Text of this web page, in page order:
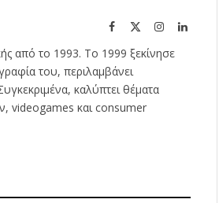
Facebook Instagram
από το 1993. Το 1999 ξεκίνησε
του, περιλαμβάνει
καλύπτει θέματα
videogames και consumer